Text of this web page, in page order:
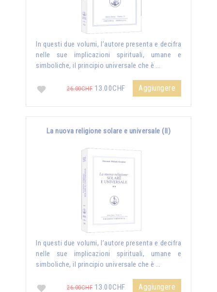
In questi due volumi, l’autore presenta e decifra
nelle sue implicazioni spirituali, umane e
simboliche, il principio universale che è …
26.00CHF 13.00CHF Aggiungere
La nuova religione solare e universale (II)
In questi due volumi, l’autore presenta e decifra
nelle sue implicazioni spirituali, umane e
simboliche, il principio universale che è …
26.00CHF 13.00CHF Aggiungere